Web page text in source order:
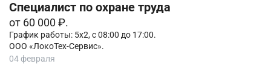
Специалист по охране труда
от 60 000 ₽.
График работы: 5х2, с 08:00 до 17:00.
ООО «ЛокоТех-Сервис».
04 февраля